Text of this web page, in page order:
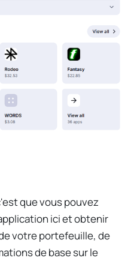
que vous pouvez
ici et obtenir
votre portefeuille, de
de base sur le